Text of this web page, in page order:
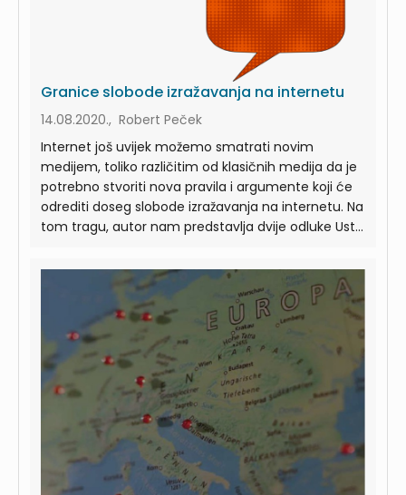
Granice slobode izražavanja na internetu
14.08.2020., Robert Peček
Internet još uvijek možemo smatrati novim
medijem, toliko različitim od klasičnih medija da je
potrebno stvoriti nova pravila i argumente koji će
odrediti doseg slobode izražavanja na internetu. Na
tom tragu, autor nam predstavlja dvije odluke Ust...